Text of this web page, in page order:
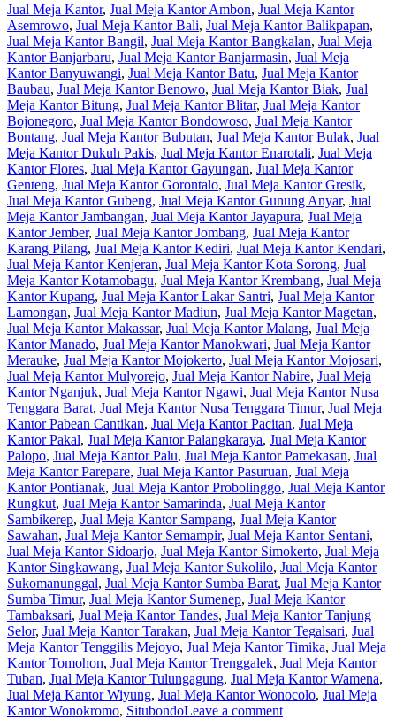
Jual Meja Kantor, Jual Meja Kantor Ambon, Jual Meja Kantor
Asemrowo, Jual Meja Kantor Bali, Jual Meja Kantor Balikpapan,
Jual Meja Kantor Bangil, Jual Meja Kantor Bangkalan, Jual Meja
Kantor Banjarbaru, Jual Meja Kantor Banjarmasin, Jual Meja
Kantor Banyuwangi, Jual Meja Kantor Batu, Jual Meja Kantor
Baubau, Jual Meja Kantor Benowo, Jual Meja Kantor Biak, Jual
Meja Kantor Bitung, Jual Meja Kantor Blitar, Jual Meja Kantor
Bojonegoro, Jual Meja Kantor Bondowoso, Jual Meja Kantor
Bontang, Jual Meja Kantor Bubutan, Jual Meja Kantor Bulak, Jual
Meja Kantor Dukuh Pakis, Jual Meja Kantor Enarotali, Jual Meja
Kantor Flores, Jual Meja Kantor Gayungan, Jual Meja Kantor
Genteng, Jual Meja Kantor Gorontalo, Jual Meja Kantor Gresik,
Jual Meja Kantor Gubeng, Jual Meja Kantor Gunung Anyar, Jual
Meja Kantor Jambangan, Jual Meja Kantor Jayapura, Jual Meja
Kantor Jember, Jual Meja Kantor Jombang, Jual Meja Kantor
Karang Pilang, Jual Meja Kantor Kediri, Jual Meja Kantor Kendari,
Jual Meja Kantor Kenjeran, Jual Meja Kantor Kota Sorong, Jual
Meja Kantor Kotamobagu, Jual Meja Kantor Krembang, Jual Meja
Kantor Kupang, Jual Meja Kantor Lakar Santri, Jual Meja Kantor
Lamongan, Jual Meja Kantor Madiun, Jual Meja Kantor Magetan,
Jual Meja Kantor Makassar, Jual Meja Kantor Malang, Jual Meja
Kantor Manado, Jual Meja Kantor Manokwari, Jual Meja Kantor
Merauke, Jual Meja Kantor Mojokerto, Jual Meja Kantor Mojosari,
Jual Meja Kantor Mulyorejo, Jual Meja Kantor Nabire, Jual Meja
Kantor Nganjuk, Jual Meja Kantor Ngawi, Jual Meja Kantor Nusa
Tenggara Barat, Jual Meja Kantor Nusa Tenggara Timur, Jual Meja
Kantor Pabean Cantikan, Jual Meja Kantor Pacitan, Jual Meja
Kantor Pakal, Jual Meja Kantor Palangkaraya, Jual Meja Kantor
Palopo, Jual Meja Kantor Palu, Jual Meja Kantor Pamekasan, Jual
Meja Kantor Parepare, Jual Meja Kantor Pasuruan, Jual Meja
Kantor Pontianak, Jual Meja Kantor Probolinggo, Jual Meja Kantor
Rungkut, Jual Meja Kantor Samarinda, Jual Meja Kantor
Sambikerep, Jual Meja Kantor Sampang, Jual Meja Kantor
Sawahan, Jual Meja Kantor Semampir, Jual Meja Kantor Sentani,
Jual Meja Kantor Sidoarjo, Jual Meja Kantor Simokerto, Jual Meja
Kantor Singkawang, Jual Meja Kantor Sukolilo, Jual Meja Kantor
Sukomanunggal, Jual Meja Kantor Sumba Barat, Jual Meja Kantor
Sumba Timur, Jual Meja Kantor Sumenep, Jual Meja Kantor
Tambaksari, Jual Meja Kantor Tandes, Jual Meja Kantor Tanjung
Selor, Jual Meja Kantor Tarakan, Jual Meja Kantor Tegalsari, Jual
Meja Kantor Tenggilis Mejoyo, Jual Meja Kantor Timika, Jual Meja
Kantor Tomohon, Jual Meja Kantor Trenggalek, Jual Meja Kantor
Tuban, Jual Meja Kantor Tulungagung, Jual Meja Kantor Wamena,
Jual Meja Kantor Wiyung, Jual Meja Kantor Wonocolo, Jual Meja
Kantor Wonokromo, SitubondoLeave a comment